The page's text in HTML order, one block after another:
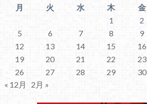
月
火 水 木 金
1
2
5
6 7 8 9
12
13 14 15 16
19
20 21 22 23
26
27 28 29 30
« 12月
2月 »